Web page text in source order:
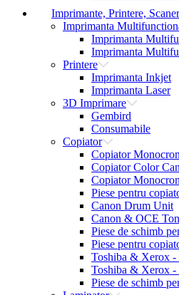
Imprimante, Printere,
Imprimanta
Imprimanta
Imprimanta
Printere
Imprimanta Inkjet
Imprimanta Laser
3D Imprimare
Gembird
Consumabile
Copiator
Copiator
Copiator Color
Copiator
Piese pentru
Canon Drum Unit
Canon & OCE
Piese de schimb
Piese pentru
Toshiba & Xerox
Toshiba & Xerox
Piese de schimb